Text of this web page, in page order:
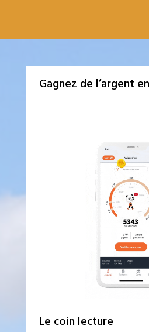
Gagnez de l’argent
Le coin lecture